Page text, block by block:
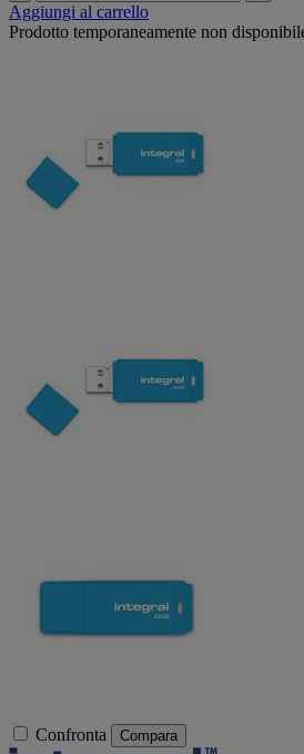
Aggiungi al carrello
Prodotto temporaneamente non
Confronta Compara